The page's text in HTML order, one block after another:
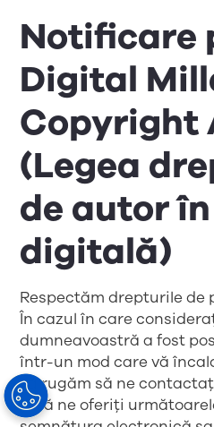
Notificare
Digital
Copyright
(Legea
de autor
digitală)
Respectăm drepturile de
În cazul în care
dumneavoastră a fost
într-un mod care vă
vă rugăm să ne
și să ne oferiți